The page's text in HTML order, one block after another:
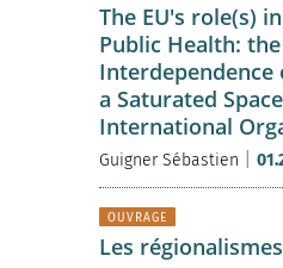
The EU's role(s)
Public Health: the
a Saturated
International
Guigner Sébastien
OUVRAGE
Les